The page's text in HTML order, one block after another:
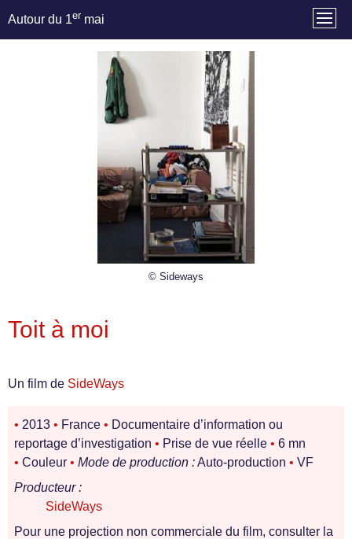
Autour du 1er mai
© Sideways
Toit à moi
Un film de SideWays
• 2013 • France • Documentaire d’information ou
reportage d’investigation • Prise de vue réelle • 6 mn
• Couleur • Mode de production :Auto-production • VF
Producteur :
SideWays
Pour une projection non commerciale du film, consulter la